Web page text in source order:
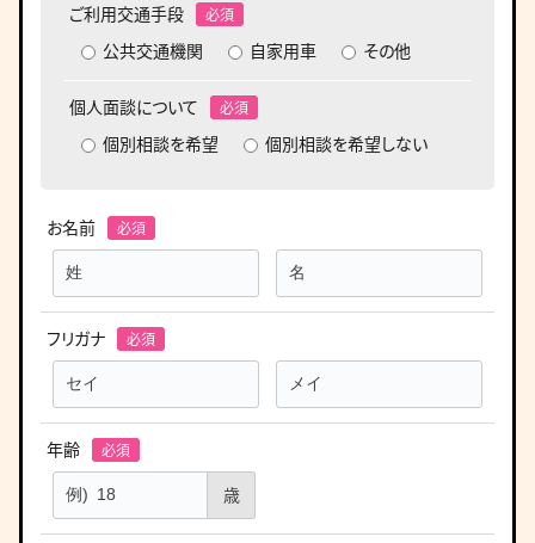
ご利用交通手段
公共交通機関
自家用車 その他
個人面談について
個別相談を希望
個別相談を希望しない
お名前
フリガナ
年齢
歳